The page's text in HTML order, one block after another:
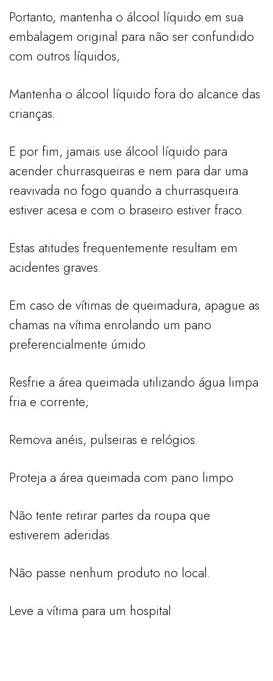
Portanto, mantenha o álcool líquido em sua
embalagem original para não ser confundido
com outros líquidos,
Mantenha o álcool líquido fora do alcance das
crianças.
E por fim, jamais use álcool líquido para
acender churrasqueiras e nem para dar uma
reavivada no fogo quando a churrasqueira
estiver acesa e com o braseiro estiver fraco.
Estas atitudes frequentemente resultam em
acidentes graves.
Em caso de vítimas de queimadura, apague as
chamas na vítima enrolando um pano
preferencialmente úmido.
Resfrie a área queimada utilizando água limpa
fria e corrente;
Remova anéis, pulseiras e relógios.
Proteja a área queimada com pano limpo
Não tente retirar partes da roupa que
estiverem aderidas.
Não passe nenhum produto no local.
Leve a vítima para um hospital